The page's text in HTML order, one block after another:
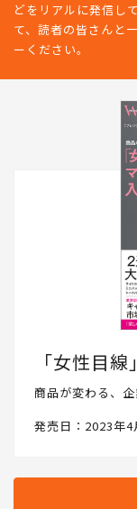
どをリアルに発信し
て、読者の皆さんと
ーください。
「女性目
商品が変わる、企
発売日：2023年4